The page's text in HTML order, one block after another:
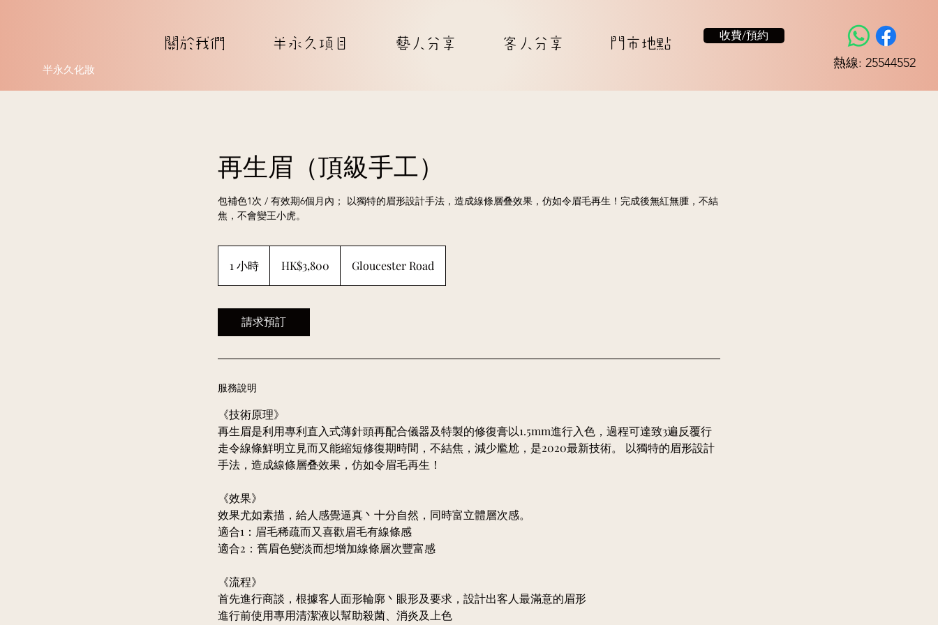
半永久化妝
關於我們 半永久項目 藝人分享 客人分享 門市地點
收費/預約
​熱線: 25544552
再生眉（頂級手工）
包補色1次 / 有效期6個月內； 以獨特的眉形設計手法，造成線條層叠效果，仿如令眉毛再生！完成後無紅無腫，不結
焦，不會變王小虎。
1 小時
小
HK$3,800 Gloucester Road
請求預訂
服務說明
《技術原理》
再生眉是利用專利直入式薄針頭再配合儀器及特製的修復膏以1.5mm進行入色，過程可達致3遍反覆行
走令線條鮮明立見而又能縮短修復期時間，不結焦，減少尷尬，是2020最新技術。 以獨特的眉形設計
手法，造成線條層叠效果，仿如令眉毛再生！
《效果》
效果尤如素描，給人感覺逼真丶十分自然，同時富立體層次感。
適合1：眉毛稀疏而又喜歡眉毛有線條感
適合2：舊眉色變淡而想增加線條層次豐富感
《流程》
首先進行商談，根據客人面形輪廓丶眼形及要求，設計出客人最滿意的眉形
進行前使用專用清潔液以幫助殺菌、消炎及上色